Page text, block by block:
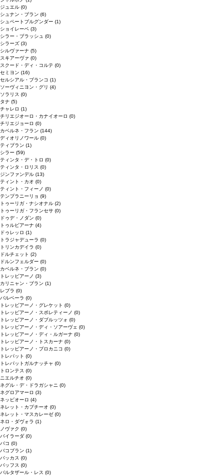
ジュエル (0)
シュナン・ブラン (6)
シュペートブルグンダー (1)
ショイレーベ (3)
シラー・ブラッシュ (0)
シラーズ (3)
シルヴァーナ (5)
スキアーヴァ (0)
スクード・ディ・コルテ (0)
セミヨン (16)
セルシアル・ブランコ (1)
ソーヴィニヨン・グリ (4)
ソラリス (0)
タナ (5)
チャレロ (1)
チリエジオーロ・カナイオーロ (0)
チリエジョーロ (0)
カベルネ・フラン (144)
ディオリノワール (0)
ティブラン (1)
シラー (59)
ティンタ・デ・トロ (0)
ティンタ・ロリス (0)
ジンファンデル (13)
ティント・カオ (0)
ティント・フィーノ (0)
テンプラニーリョ (9)
トゥーリガ・ナシオナル (2)
トゥーリガ・フランセサ (0)
ドゥデ・ノダン (0)
トゥルビアーナ (4)
ドゥレッロ (1)
トラジャデューラ (0)
トリンカデイラ (0)
ドルチェット (2)
ドルンフェルダー (0)
カベルネ・ブラン (0)
トレッビアーノ (3)
カリニャン・ブラン (1)
レブラ (0)
バルベーラ (0)
トレッビアーノ・グレケット (0)
トレッビアーノ・スポレティーノ (0)
トレッビアーノ・ダブルッツォ (0)
トレッビアーノ・ディ・ソアーヴェ (0)
トレッビアーノ・ディ・ルガーナ (0)
トレッビアーノ・トスカーナ (0)
トレッビアーノ・プロカニコ (0)
トレパット (0)
トレパットガルナッチャ (0)
トロンテス (0)
ニエルチオ (0)
ネグル・デ・ドラガシャニ (0)
ネグロアマーロ (3)
ネッビオーロ (4)
ネレット・カプチーオ (0)
ネレット・マスカレーゼ (0)
ネロ・ダヴォラ (1)
ノヴァク (0)
バイラーダ (0)
バコ (0)
バコブラン (1)
バッカス (0)
バッフス (0)
バルタザール・レス (0)